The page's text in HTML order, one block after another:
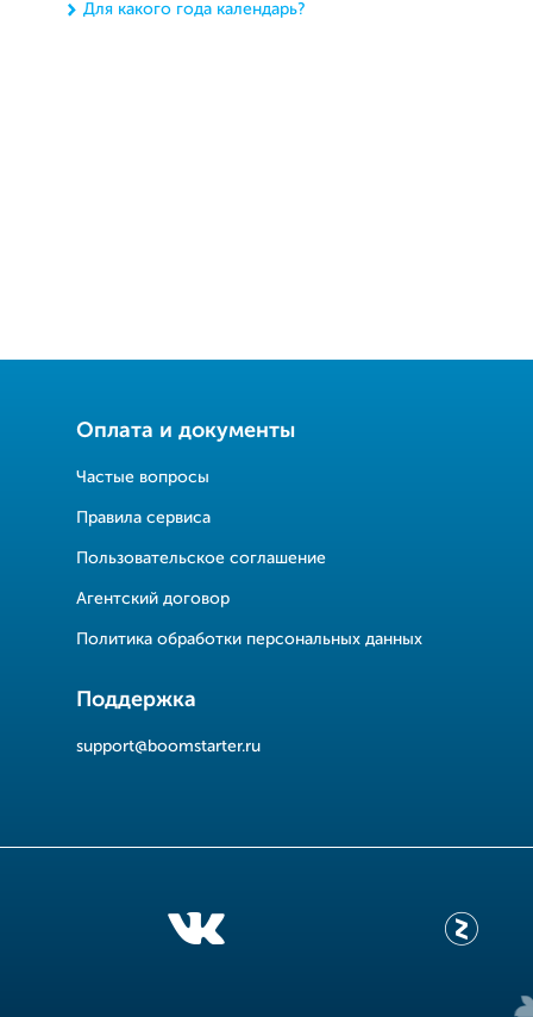
Для какого года календарь?
Оплата и документы
Частые вопросы
Правила сервиса
Пользовательское соглашение
Агентский договор
Политика обработки персональных данных
Поддержка
support@boomstarter.ru